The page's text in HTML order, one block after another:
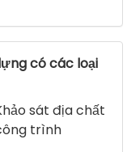
có các loại
sát địa chất
trình